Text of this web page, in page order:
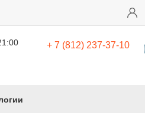
+ 7 (812) 237-37-10